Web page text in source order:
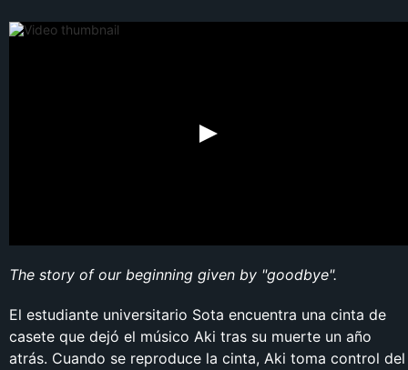
The story of our beginning given by "goodbye".
El estudiante universitario Sota encuentra una cinta de
casete que dejó el músico Aki tras su muerte un año
atrás. Cuando se reproduce la cinta, Aki toma control del